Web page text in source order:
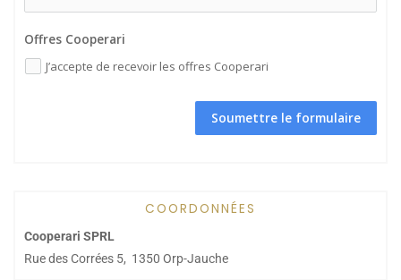
COORDONNÉES
Cooperari SPRL
Rue des Corrées 5, 1350 Orp-Jauche
Offres Cooperari
J’accepte de recevoir les offres Cooperari
Soumettre le formulaire